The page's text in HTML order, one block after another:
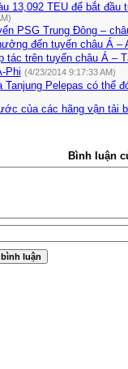
13,092 TEU để bắt
PSG Trung Đông –
đến tuyến châu Á –
tác trên tuyến châu Á –
Phi (4/23/2014 9:17:33 AM)
Tanjung Pelepas có thể
của các hãng vận tải
Bình luận